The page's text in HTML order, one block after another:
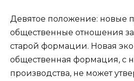
Девятое положение: новые
общественные отношения
старой формации. Новая
общественная формация, с
производства, не может